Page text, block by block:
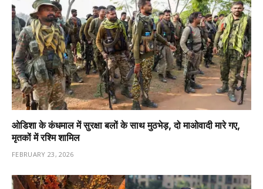
ओडिशा के कंधमाल में सुरक्षा बलों के साथ मुठभेड़, दो माओवादी मारे गए,
मृतकों में रश्मि शामिल
FEBRUARY 23, 2026